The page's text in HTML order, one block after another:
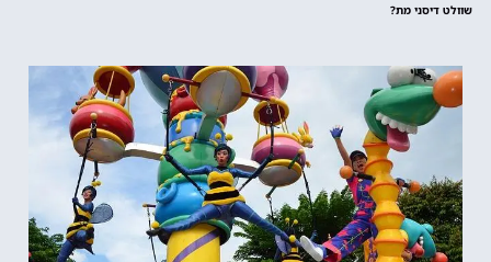
שוולט דיסני מת?